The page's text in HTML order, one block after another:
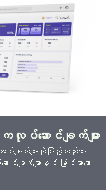
ပ်ဆောင်ချက်များ
က်များကိုဖြည့်ဆည်းပေး
ချက်များနှင့် မြင့်မားသော